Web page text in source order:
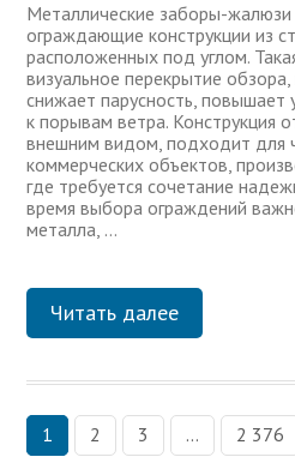
Металлические заборы-
ограждающие конструкции из
расположенных под углом.
визуальное перекрытие
снижает парусность, повышает
к порывам ветра. Конструкция
внешним видом, подходит для
коммерческих объектов,
где требуется сочетание
время выбора ограждений
металла, …
Читать далее
1 2 3 … 2 376